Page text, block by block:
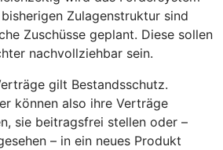
Zulagenstruktur sind
Zuschüsse geplant. Diese sollen
nachvollziehbar sein.
gilt Bestandsschutz.
können also ihre Verträge
sie beitragsfrei stellen oder –
– in ein neues Produkt